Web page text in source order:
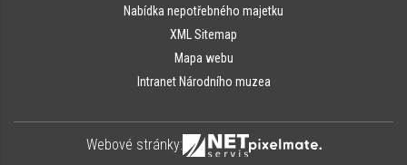
Nabídka nepotřebného majetku
XML Sitemap
Mapa webu
Intranet Národního muzea
Webové stránky: